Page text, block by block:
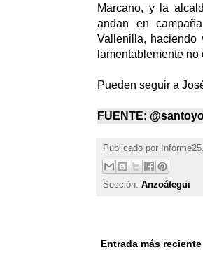
Marcano, y la
andan en
Vallenilla, haciendo
lamentablemente
Pueden seguir a
FUENTE:
Publicado por
Sección: Anzoátegui
Entrada más reciente